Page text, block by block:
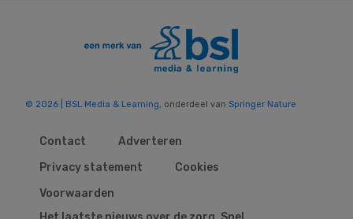
© 2026 | BSL Media & Learning, onderdeel van Springer Nature
Contact
Adverteren
Privacy statement
Cookies
Voorwaarden